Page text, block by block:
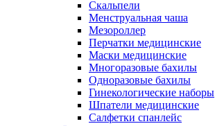
Скальпели
Менструальная чаша
Мезороллер
Перчатки медицинские
Маски медицинские
Многоразовые бахилы
Одноразовые бахилы
Гинекологические наборы
Шпатели медицинские
Салфетки спанлейс